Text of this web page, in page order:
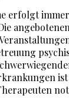
erfolgt